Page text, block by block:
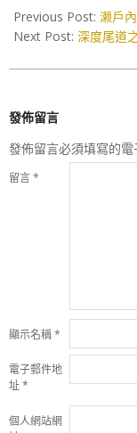
11-
27
Previous Post: 濑戶
Next Post: 深度尾道
發佈留言
發佈留言必須填寫的電
留言*
顯示名稱*
電子郵件地
址*
個人網站網